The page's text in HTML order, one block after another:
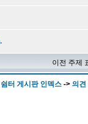
이전 주제
터 게시판 인덱스 -> 의견